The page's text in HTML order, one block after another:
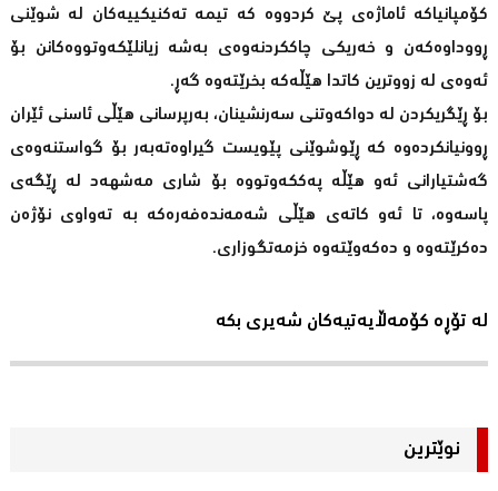
کۆمپانیاکە ئاماژەی پێ کردووە کە تیمە تەکنیکییەکان لە شوێنی
ڕووداوەکەن و خەریکی چاککردنەوەی بەشە زیانلێکەوتووەکانن بۆ
ئەوەی لە زووترین کاتدا هێڵەکە بخرێتەوە گەڕ.
بۆ ڕێگریکردن لە دواکەوتنی سەرنشینان، بەرپرسانی هێڵی ئاسنی ئێران
ڕوونیانکردەوە کە ڕێوشوێنی پێویست گیراوەتەبەر بۆ گواستنەوەی
گەشتیارانی ئەو هێڵە پەککەوتووە بۆ شاری مەشهەد لە ڕێگەی
پاسەوە، تا ئەو کاتەی هێڵی شەمەندەفەرەکە بە تەواوی نۆژەن
دەکرێتەوە و دەکەوێتەوە خزمەتگوزاری.
لە تۆڕە کۆمەڵایەتیەکان شەیری بکە
نوێترین